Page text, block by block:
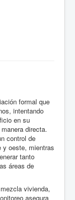
formal que
intentando
en su
directa.
control de
y oeste, mientras
tanto
áreas de
vivienda,
asegura